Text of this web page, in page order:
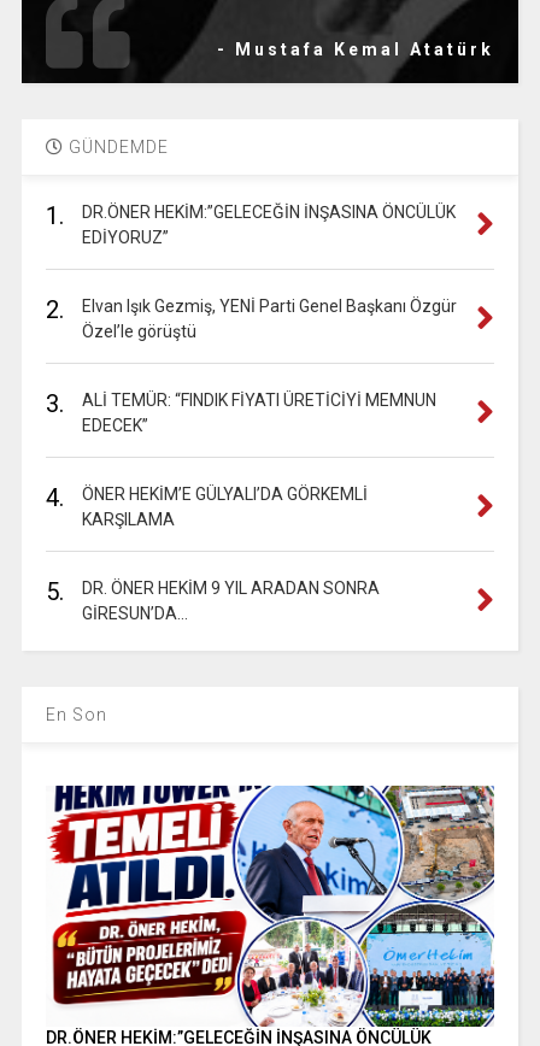
- Mustafa Kemal Atatürk
GÜNDEMDE
1.
DR.ÖNER HEKİM:”GELECEĞİN İNŞASINA ÖNCÜLÜK
EDİYORUZ”
2.
Elvan Işık Gezmiş, YENİ Parti Genel Başkanı Özgür
Özel’le görüştü
3.
ALİ TEMÜR: “FINDIK FİYATI ÜRETİCİYİ MEMNUN
EDECEK”
4.
ÖNER HEKİM’E GÜLYALI’DA GÖRKEMLİ
KARŞILAMA
5.
DR. ÖNER HEKİM 9 YIL ARADAN SONRA
GİRESUN’DA…
En Son
DR.ÖNER HEKİM:”GELECEĞİN İNŞASINA ÖNCÜLÜK